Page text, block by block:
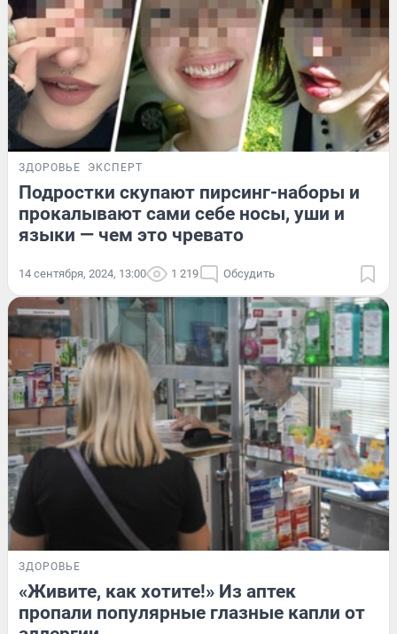
ЗДОРОВЬЕ ЭКСПЕРТ
Подростки скупают пирсинг-наборы и
прокалывают сами себе носы, уши и
языки — чем это чревато
14 сентября, 2024, 13:00 1 219 Обсудить
ЗДОРОВЬЕ
«Живите, как хотите!» Из аптек
пропали популярные глазные капли от